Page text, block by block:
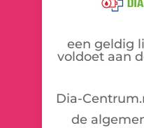
een geldig
voldoet aan
Dia-
de